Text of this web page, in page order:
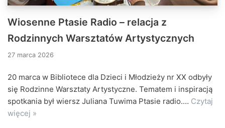
Wiosenne Ptasie Radio – relacja z
Rodzinnych Warsztatów Artystycznych
27 marca 2026
20 marca w Bibliotece dla Dzieci i Młodzieży nr XX odbyły
się Rodzinne Warsztaty Artystyczne. Tematem i inspiracją
spotkania był wiersz Juliana Tuwima Ptasie radio.… Czytaj
więcej »